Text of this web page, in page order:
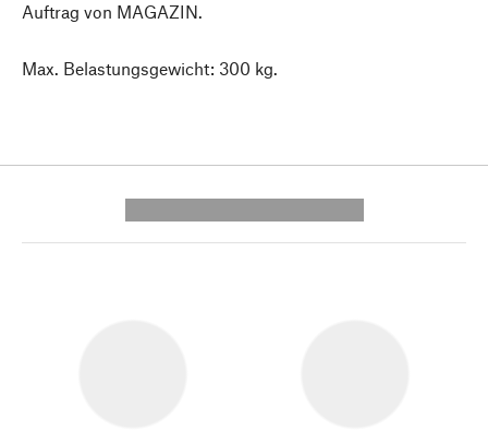
Auftrag von MAGAZIN.
Max. Belastungsgewicht: 300 kg.